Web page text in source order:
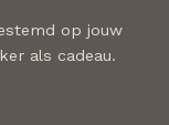
op jouw
als cadeau.